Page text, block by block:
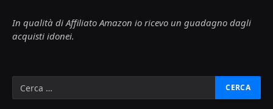
In qualità di Affiliato Amazon io ricevo un guadagno dagli
acquisti idonei.